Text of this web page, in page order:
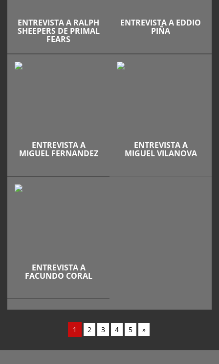
ENTREVISTA A RALPH
SHEEPERS DE PRIMAL
FEARS
ENTREVISTA A EDDIO
PIÑA
ENTREVISTA A
MIGUEL FERNANDEZ
ENTREVISTA A
MIGUEL VILANOVA
ENTREVISTA A
FACUNDO CORAL
1 2 3 4 5 »